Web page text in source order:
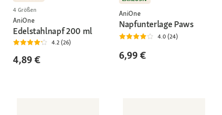
4 Größen
AniOne
Edelstahlnapf 200 ml
4.2 (26)
4,89 €
AniOne
Napfunterlage Paws
4.0 (24)
6,99 €